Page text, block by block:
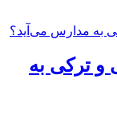
و ترکی به